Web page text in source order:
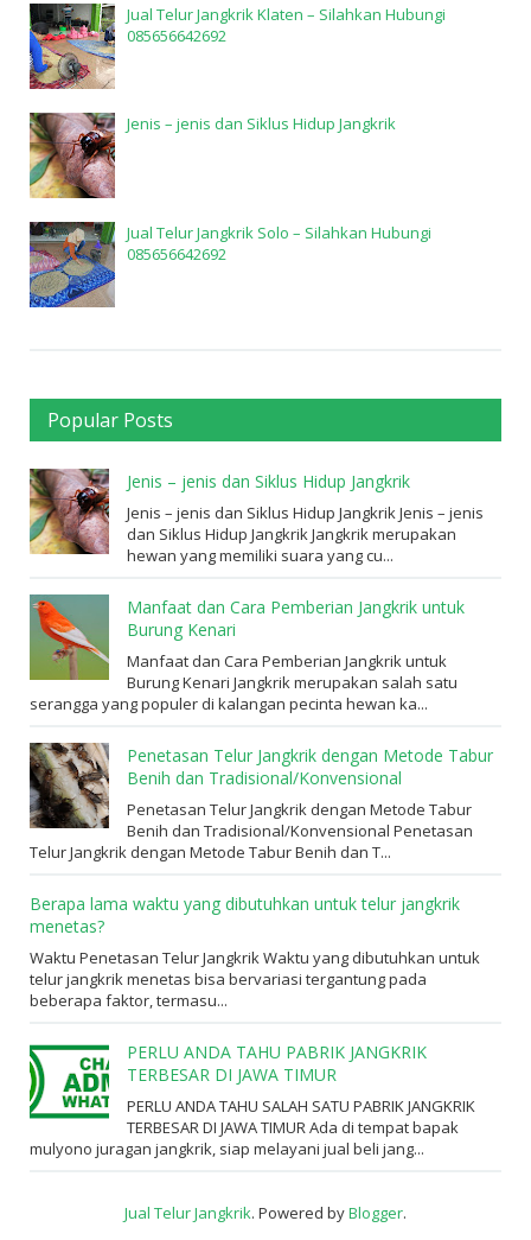
Jual Telur Jangkrik Klaten – Silahkan Hubungi
085656642692
Jenis – jenis dan Siklus Hidup Jangkrik
Jual Telur Jangkrik Solo – Silahkan Hubungi
085656642692
Popular Posts
Jenis – jenis dan Siklus Hidup Jangkrik
Jenis – jenis dan Siklus Hidup Jangkrik Jenis – jenis
dan Siklus Hidup Jangkrik Jangkrik merupakan
hewan yang memiliki suara yang cu...
Manfaat dan Cara Pemberian Jangkrik untuk
Burung Kenari
Manfaat dan Cara Pemberian Jangkrik untuk
Burung Kenari Jangkrik merupakan salah satu
serangga yang populer di kalangan pecinta hewan ka...
Penetasan Telur Jangkrik dengan Metode Tabur
Benih dan Tradisional/Konvensional
Penetasan Telur Jangkrik dengan Metode Tabur
Benih dan Tradisional/Konvensional Penetasan
Telur Jangkrik dengan Metode Tabur Benih dan T...
Berapa lama waktu yang dibutuhkan untuk telur jangkrik
menetas?
Waktu Penetasan Telur Jangkrik Waktu yang dibutuhkan untuk
telur jangkrik menetas bisa bervariasi tergantung pada
beberapa faktor, termasu...
PERLU ANDA TAHU PABRIK JANGKRIK
TERBESAR DI JAWA TIMUR
PERLU ANDA TAHU SALAH SATU PABRIK JANGKRIK
TERBESAR DI JAWA TIMUR Ada di tempat bapak
mulyono juragan jangkrik, siap melayani jual beli jang...
Jual Telur Jangkrik. Powered byBlogger.